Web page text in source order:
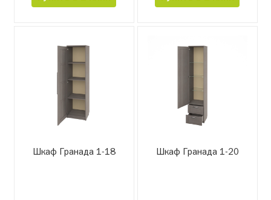
Шкаф Гранада 1-18 Шкаф Гранада 1-20